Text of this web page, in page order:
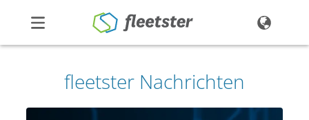
Über uns
fleetster Nachrichten